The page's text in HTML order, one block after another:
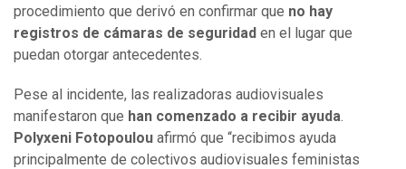
procedimiento que derivó en confirmar que no hay
registros de cámaras de seguridad en el lugar que
puedan otorgar antecedentes.
Pese al incidente, las realizadoras audiovisuales
manifestaron que han comenzado a recibir ayuda.
Polyxeni Fotopoulou afirmó que “recibimos ayuda
principalmente de colectivos audiovisuales feministas